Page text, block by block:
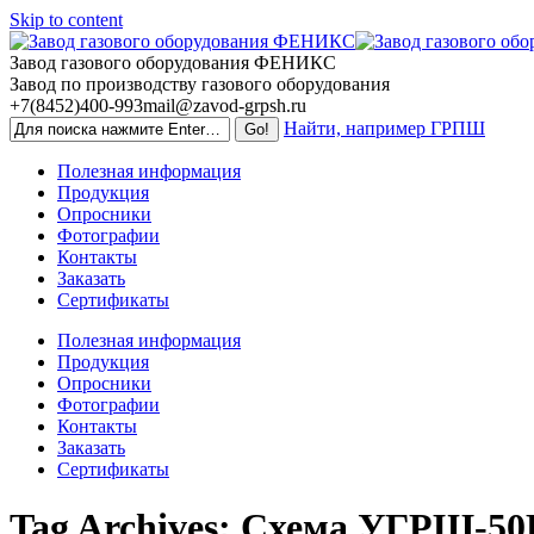
Skip to content
Завод газового оборудования ФЕНИКС
Завод по производству газового оборудования
+7(8452)400-993mail@zavod-grpsh.ru
Найти, например ГРПШ
Полезная информация
Продукция
Опросники
Фотографии
Контакты
Заказать
Сертификаты
Полезная информация
Продукция
Опросники
Фотографии
Контакты
Заказать
Сертификаты